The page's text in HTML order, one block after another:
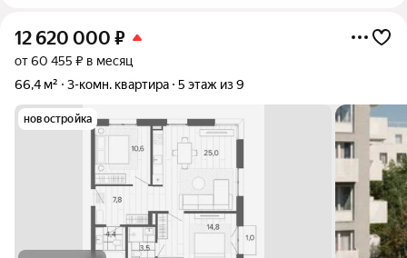
12 620 000 ₽
от 60 455 ₽ в месяц
66,4 м²
3-комн. квартира 5 этаж из 9
новостройка